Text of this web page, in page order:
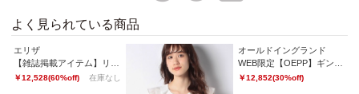
よく見られている商品
エリザ
￥12,528(60%off) 在庫なし
オールドイングランド
￥12,852(30%off)